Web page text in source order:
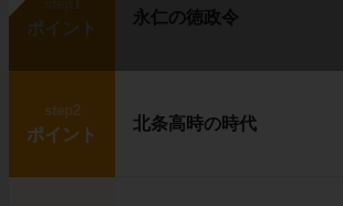
ポイント
永仁の徳政令
step2
ポイント
北条高時の時代